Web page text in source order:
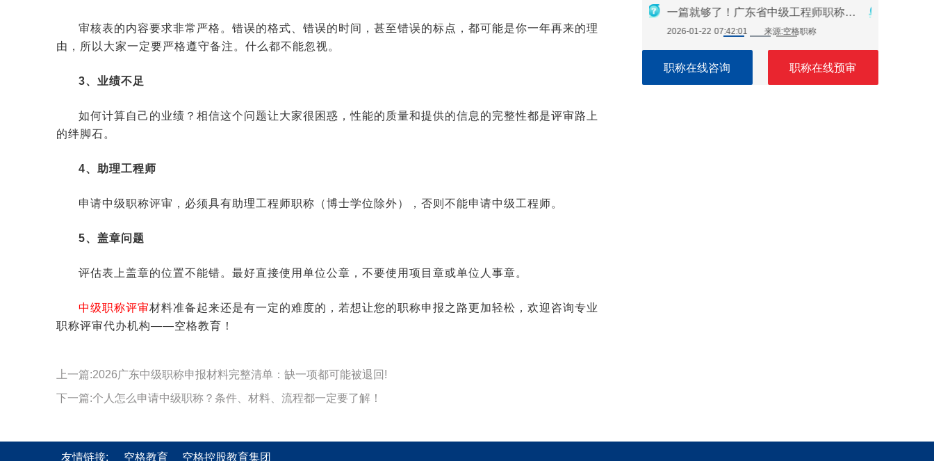
审核表的内容要求非常严格。错误的格式、错误的时间，甚至错误的标点，都可能是你一年再来的理
由，所以大家一定要严格遵守备注。什么都不能忽视。
3、业绩不足
如何计算自己的业绩？相信这个问题让大家很困惑，性能的质量和提供的信息的完整性都是评审路上
的绊脚石。
4、助理工程师
申请中级职称评审，必须具有助理工程师职称（博士学位除外），否则不能申请中级工程师。
5、盖章问题
评估表上盖章的位置不能错。最好直接使用单位公章，不要使用项目章或单位人事章。
中级职称评审材料准备起来还是有一定的难度的，若想让您的职称申报之路更加轻松，欢迎咨询专业
职称评审代办机构——空格教育！
上一篇:2026广东中级职称申报材料完整清单：缺一项都可能被退回!
下一篇:个人怎么申请中级职称？条件、材料、流程都一定要了解！
2026-01-22 07:42:01 来源:空格职称
2026年广东工程师职称评审：手把手教你准备申报材料
2026-01-15 08:07:05 来源:空格职称
职称在线咨询 职称在线预审
友情链接: 空格教育 空格控股教育集团